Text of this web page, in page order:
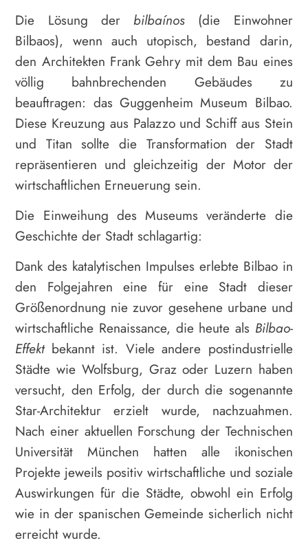
Die Lösung derbilbaínos (die Einwohner
Bilbaos), wenn auch utopisch, bestand darin,
den Architekten Frank Gehry mit dem Bau eines
völlig bahnbrechenden Gebäudes zu
beauftragen: das Guggenheim Museum Bilbao.
Diese Kreuzung aus Palazzo und Schiff aus Stein
und Titan sollte die Transformation der Stadt
repräsentieren und gleichzeitig der Motor der
wirtschaftlichen Erneuerung sein.
Die Einweihung des Museums veränderte die
Geschichte der Stadt schlagartig:
Dank des katalytischen Impulses erlebte Bilbao in
den Folgejahren eine für eine Stadt dieser
Größenordnung nie zuvor gesehene urbane und
wirtschaftliche Renaissance, die heute als Bilbao-
Effektbekannt ist. Viele andere postindustrielle
Städte wie Wolfsburg, Graz oder Luzern haben
versucht, den Erfolg, der durch die sogenannte
Star-Architektur erzielt wurde, nachzuahmen.
Nach einer aktuellen Forschung der Technischen
Universität München hatten alle ikonischen
Projekte jeweils positiv wirtschaftliche und soziale
Auswirkungen für die Städte, obwohl ein Erfolg
wie in der spanischen Gemeinde sicherlich nicht
erreicht wurde.